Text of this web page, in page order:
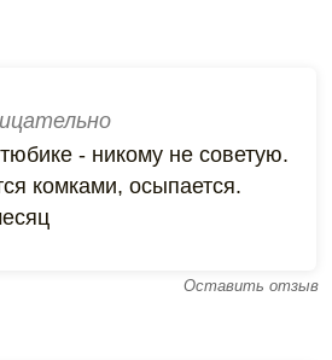
- никому не советую.
комками, осыпается.
Оставить отзыв